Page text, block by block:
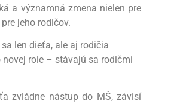
a významná zmena nielen pre
jeho rodičov.
len dieťa, ale aj rodičia
role – stávajú sa rodičmi
zvládne nástup do MŠ, závisí